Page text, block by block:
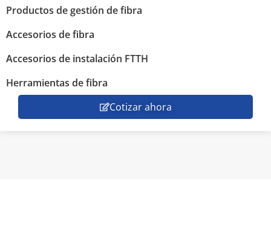
Productos de gestión de fibra
Accesorios de fibra
Accesorios de instalación FTTH
Herramientas de fibra
Cotizar ahora